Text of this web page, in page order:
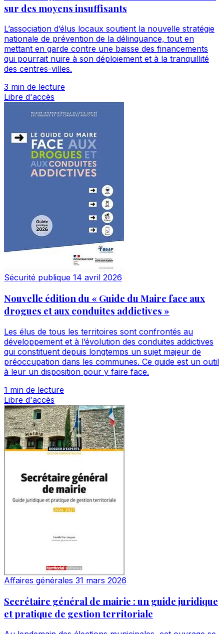
sur des moyens insuffisants
L’association d’élus locaux soutient la nouvelle stratégie
nationale de prévention de la délinquance, tout en
mettant en garde contre une baisse des financements
qui pourrait nuire à son déploiement et à la tranquillité
des centres-villes.
3 min de lecture
Libre d'accès
Sécurité publique 14 avril 2026
Nouvelle édition du « Guide du Maire face aux
drogues et aux conduites addictives »
Les élus de tous les territoires sont confrontés au
développement et à l’évolution des conduites addictives
qui constituent depuis longtemps un sujet majeur de
préoccupation dans les communes. Ce guide est un outil
à leur un disposition pour y faire face.
1 min de lecture
Libre d'accès
Affaires générales 31 mars 2026
Secrétaire général de mairie : un guide juridique
et pratique de gestion territoriale